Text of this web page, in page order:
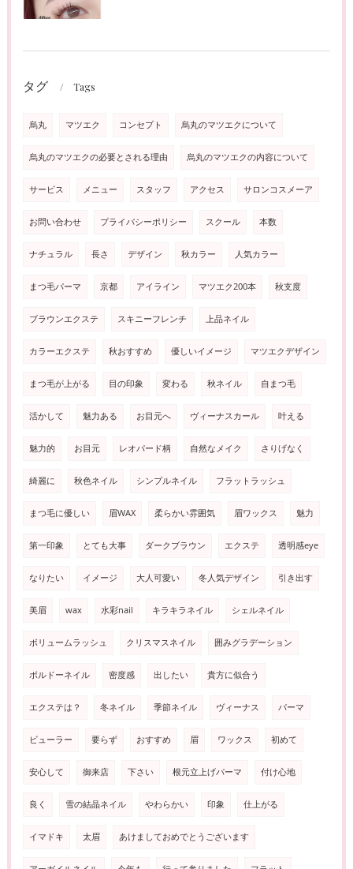
タグ Tags
烏丸 マツエク コンセプト 烏丸のマツエクについて
烏丸のマツエクの必要とされる理由 烏丸のマツエクの内容について
サービス メニュー スタッフ アクセス サロンコスメーア
お問い合わせ プライバシーポリシー スクール 本数
ナチュラル 長さ デザイン 秋カラー 人気カラー
まつ毛パーマ 京都 アイライン マツエク200本 秋支度
ブラウンエクステ スキニーフレンチ 上品ネイル
カラーエクステ 秋おすすめ 優しいイメージ マツエクデザイン
まつ毛が上がる 目の印象 変わる 秋ネイル 自まつ毛
活かして 魅力ある お目元へ ヴィーナスカール 叶える
魅力的 お目元 レオパード柄 自然なメイク さりげなく
綺麗に 秋色ネイル シンプルネイル フラットラッシュ
まつ毛に優しい 眉WAX 柔らかい雰囲気 眉ワックス 魅力
第一印象 とても大事 ダークブラウン エクステ 透明感eye
なりたい イメージ 大人可愛い 冬人気デザイン 引き出す
美眉 wax 水彩nail キラキラネイル シェルネイル
ボリュームラッシュ クリスマスネイル 囲みグラデーション
ボルドーネイル 密度感 出したい 貴方に似合う
エクステは？ 冬ネイル 季節ネイル ヴィーナス パーマ
ビューラー 要らず おすすめ 眉 ワックス 初めて
安心して 御来店 下さい 根元立上げパーマ 付け心地
良く 雪の結晶ネイル やわらかい 印象 仕上がる
イマドキ 太眉 あけましておめでとうございます